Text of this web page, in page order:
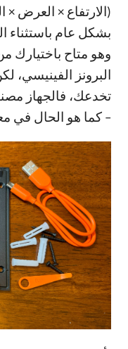
(الارتفاع × العرض ×
بشكل عام باستثناء
وهو متاح باختيارك
البرونز الفينيسي،
تخدعك، فالجهاز
– كما هو الحال في